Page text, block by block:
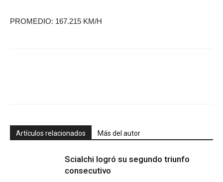
PROMEDIO: 167.215 KM/H
Artículos relacionados Más del autor
Scialchi logró su segundo triunfo
consecutivo